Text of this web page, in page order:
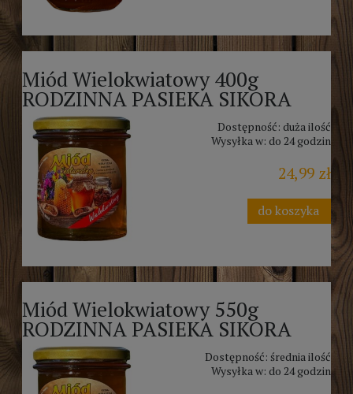
Miód Wielokwiatowy 400g
RODZINNA PASIEKA SIKORA
Dostępność: duża ilość
Wysyłka w: do 24 godzin
24,99 zł
do koszyka
Miód Wielokwiatowy 550g
RODZINNA PASIEKA SIKORA
Dostępność: średnia ilość
Wysyłka w: do 24 godzin